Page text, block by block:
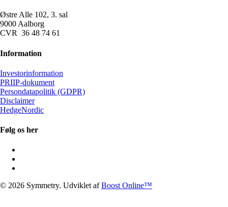
Østre Alle 102, 3. sal
9000 Aalborg
CVR 36 48 74 61
Information
Investorinformation
PRIIP-dokument
Persondatapolitik (GDPR)
Disclaimer
HedgeNordic
Følg os her
© 2026 Symmetry. Udviklet afBoost Online™